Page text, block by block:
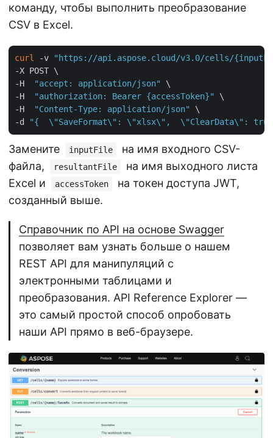
команду, чтобы выполнить преобразование
CSV в Excel.
curl -v
"https://api.aspose.cloud/v3.0/cells/
-X POST \
-H
"accept: application/json"
\
-H
"authorization: Bearer {accessToken}"
\
-H
"Content-Type: application/json"
\
-d
"{  \"SaveFormat\": \"xlsx\",  \"ClearData\": true,
Замените inputFile
на имя входного CSV-
файла,
resultantFile
на имя выходного листа
Excel и
accessToken
на токен доступа JWT,
созданный выше.
Справочник по API на основе Swagger
позволяет вам узнать больше о нашем
REST API для манипуляций с
электронными таблицами и
преобразования. API Reference Explorer —
это самый простой способ опробовать
наши API прямо в веб-браузере.